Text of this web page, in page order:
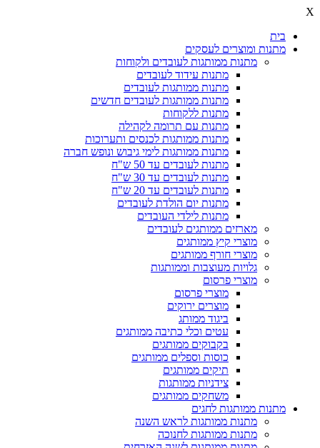
X
בית
מתנות ומוצרים לעסקים
מתנות ממותגות לעובדים ולקוחות
מתנות עידוד לעובדים
מתנות ממותגות לעובדים
מתנות ממותגות לעובדים חדשים
מתנות ללקוחות
מתנות עם תרומה לקהילה
מתנות ממותגות לכנסים ותערוכות
מתנות ממותגות לימי גיבוש ונופש חברה
מתנות לעובדים עד 50 ש"ח
מתנות לעובדים עד 30 ש"ח
מתנות לעובדים עד 20 ש"ח
מתנות יום הולדת לעובדים
מתנות לילדי העובדים
מארזים ממותגים לעובדים
מוצרי קיץ ממותגים
מוצרי חורף ממותגים
גלויות מעוצבות וממותגות
מוצרי פרסום
מוצרי פרסום
מוצרים ירוקים
ביגוד ממותג
עטים וכלי כתיבה ממותגים
בקבוקים ממותגים
כוסות וספלים ממותגים
תיקים ממותגים
צידניות ממותגות
משחקים ממותגים
מתנות ממותגות לחגים
מתנות ממותגות לראש השנה
מתנות ממותגות לחנוכה